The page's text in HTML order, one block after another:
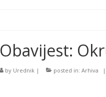
Obavijest:
by Urednik| posted in: Arhiva |